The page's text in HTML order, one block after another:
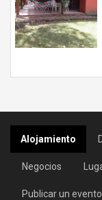
Alojamiento
Negocios
Publicar un evento